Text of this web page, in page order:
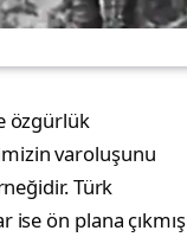
özgürlük
varoluşunu
Türk
ön plana çıkmış